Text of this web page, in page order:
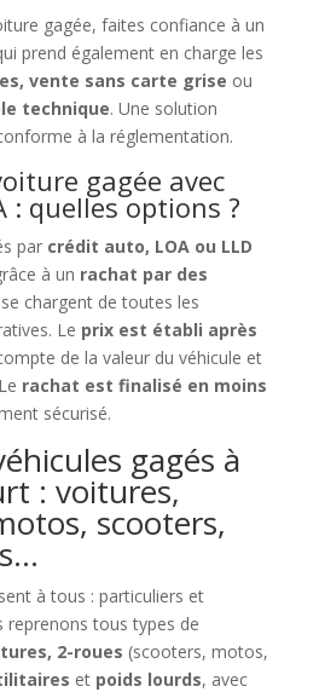
gagée, faites confiance à un
prend également en charge les
vente sans carte grise ou
technique. Une solution
à la réglementation.
gagée avec
: quelles options ?
par crédit auto, LOA ou LLD
à un rachat par des
chargent de toutes les
Le prix est établi après
de la valeur du véhicule et
rachat est finalisé en moins
sécurisé.
gagés à
: voitures,
scooters,
à tous : particuliers et
reprenons tous types de
2-roues (scooters, motos,
et poids lourds, avec